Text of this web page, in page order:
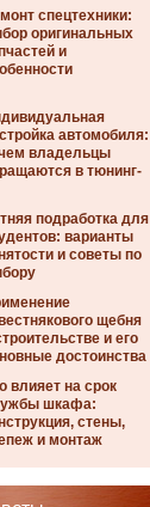
спецтехники:
оригинальных
и
автомобиля:
владельцы
в тюнинг-
подработка для
варианты
и советы по
щебня
и его
достоинства
влияет на срок
шкафа:
стены,
и монтаж